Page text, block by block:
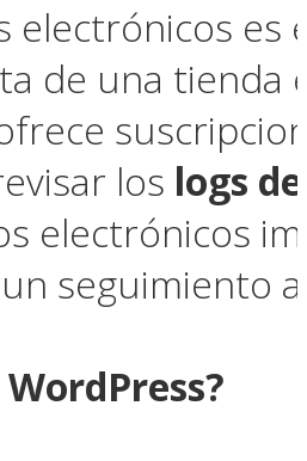
electrónicos es
de una tienda
los logs
electrónicos
seguimiento